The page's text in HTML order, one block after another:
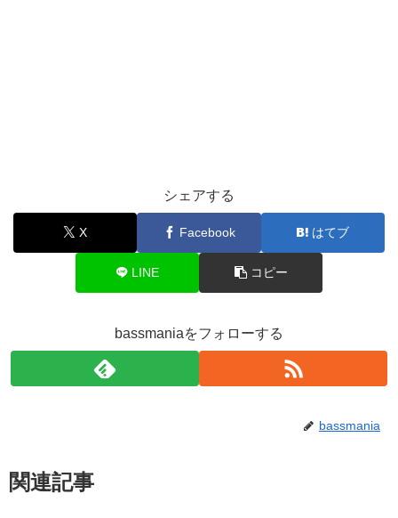
シェアする
X Facebook はてブ
LINE コピー
bassmaniaをフォローする
bassmania
関連記事